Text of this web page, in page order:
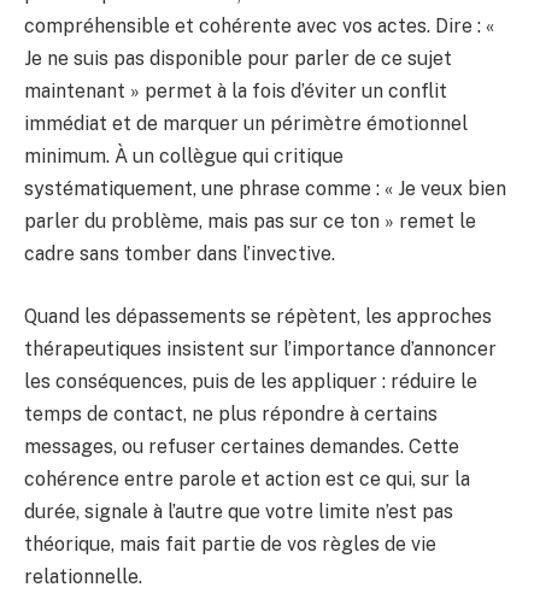
compréhensible et cohérente avec vos actes. Dire : «
Je ne suis pas disponible pour parler de ce sujet
maintenant » permet à la fois d’éviter un conflit
immédiat et de marquer un périmètre émotionnel
minimum. À un collègue qui critique
systématiquement, une phrase comme : « Je veux bien
parler du problème, mais pas sur ce ton » remet le
cadre sans tomber dans l’invective.
Quand les dépassements se répètent, les approches
thérapeutiques insistent sur l’importance d’annoncer
les conséquences, puis de les appliquer : réduire le
temps de contact, ne plus répondre à certains
messages, ou refuser certaines demandes. Cette
cohérence entre parole et action est ce qui, sur la
durée, signale à l’autre que votre limite n’est pas
théorique, mais fait partie de vos règles de vie
relationnelle.